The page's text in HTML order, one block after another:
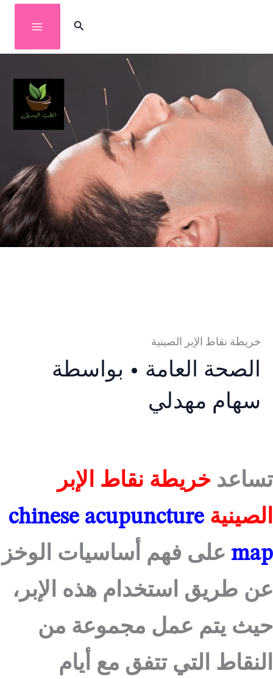
إلى
المحتوى
البحث
خريطة نقاط الإبر الصينية
الصحة العامة • بواسطة
سهام مهدلي
تساعد خريطة نقاط الإبر
الصينية chinese acupuncture
map على فهم أساسيات الوخز
عن طريق استخدام هذه الإبر،
حيث يتم عمل مجموعة من
النقاط التي تتفق مع أيام